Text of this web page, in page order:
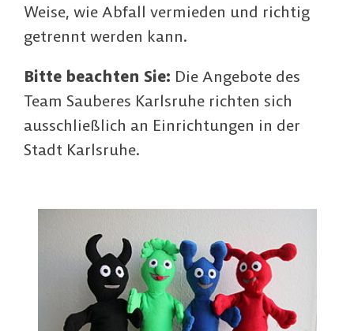
Weise, wie Abfall vermieden und richtig
getrennt werden kann.
Bitte beachten Sie: Die Angebote des
Team Sauberes Karlsruhe richten sich
ausschließlich an Einrichtungen in der
Stadt Karlsruhe.